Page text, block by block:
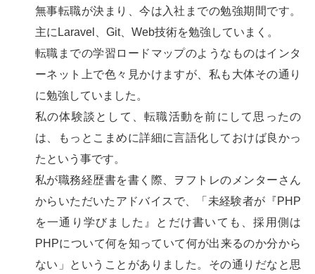
無事転職が決まり、今は入社までの勉強期間です。
主にLaravel、Git、Web技術を勉強していまく。
転職までの学習ロードマップのようなものはインタ
ーネット上で色々見かけますが、私も大体その通り
に勉強していました。
私の体験談として、転職活動を前にして思ったの
は、もっとこまめに詳細に言語化しておけば良かっ
たという事です。
私が職務経歴書を書く際、ヲフトレのメンターさん
からいただいたアドバイスで、「未経験者が『PHP
を一通り学びました』とだけ書いても、採用側は
PHPについて何を知っていて何が出来るのか分から
ない」ということがありました。その通りだなと思